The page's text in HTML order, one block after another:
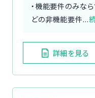
・機能要件のみなら
どの非機能要件...
詳細を見る